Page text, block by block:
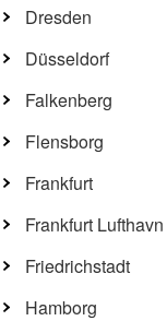
Dresden
Düsseldorf
Falkenberg
Flensborg
Frankfurt
Frankfurt Lufthavn
Friedrichstadt
Hamborg